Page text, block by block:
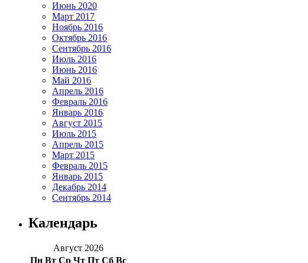
Июнь 2020
Март 2017
Ноябрь 2016
Октябрь 2016
Сентябрь 2016
Июль 2016
Июнь 2016
Май 2016
Апрель 2016
Февраль 2016
Январь 2016
Август 2015
Июль 2015
Апрель 2015
Март 2015
Февраль 2015
Январь 2015
Декабрь 2014
Сентябрь 2014
Календарь
Август 2026
Пн Вт Ср Чт Пт Сб Вс